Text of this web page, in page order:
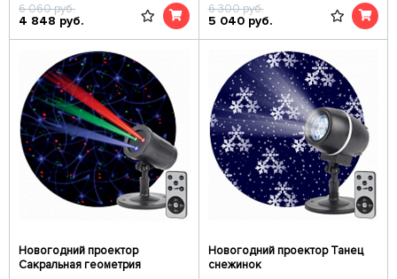
6 060руб.
4 848 руб.
6 300руб.
5 040 руб.
Новогодний проектор
Сакральная геометрия
Новогодний проектор Танец
снежинок